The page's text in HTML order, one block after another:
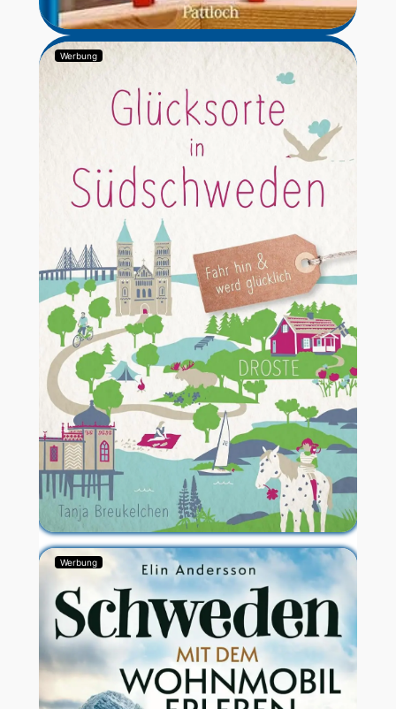
Werbung
Werbung